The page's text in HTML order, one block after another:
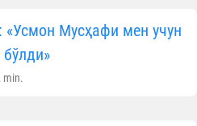
«Усмон Мусҳафи мен учун
min.